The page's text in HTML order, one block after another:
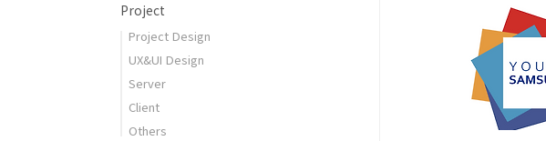
Project
Project Design
UX&UI Design
Server
Client
Others